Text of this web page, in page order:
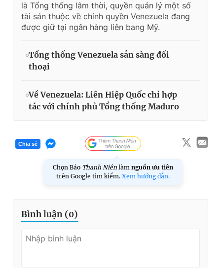
là Tổng thống lâm thời, quyền quản lý một số
tài sản thuộc về chính quyền Venezuela đang
được giữ tại ngân hàng liên bang Mỹ.
Tổng thống Venezuela sẵn sàng đối
thoại
Về Venezuela: Liên Hiệp Quốc chỉ hợp
tác với chính phủ Tổng thống Maduro
Chia sẻ
Chọn Báo Thanh Niên làm nguồn ưu tiên
trên Google tìm kiếm. Xem hướng dẫn.
Bình luận (0)